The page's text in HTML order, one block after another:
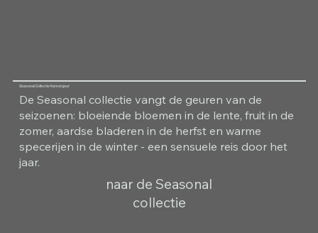
Seasonal Collectie Kamergeur
De Seasonal collectie vangt de geuren van de
seizoenen: bloeiende bloemen in de lente, fruit in de
zomer, aardse bladeren in de herfst en warme
specerijen in de winter - een sensuele reis door het
jaar.
naar de Seasonal
collectie